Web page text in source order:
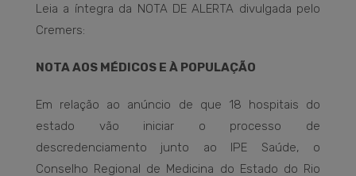
Leia a íntegra da NOTA DE ALERTA divulgada pelo
Cremers:
NOTA AOS MÉDICOS E À POPULAÇÃO
Em relação ao anúncio de que 18 hospitais do
estado vão iniciar o processo de
descredenciamento junto ao IPE Saúde, o
Conselho Regional de Medicina do Estado do Rio